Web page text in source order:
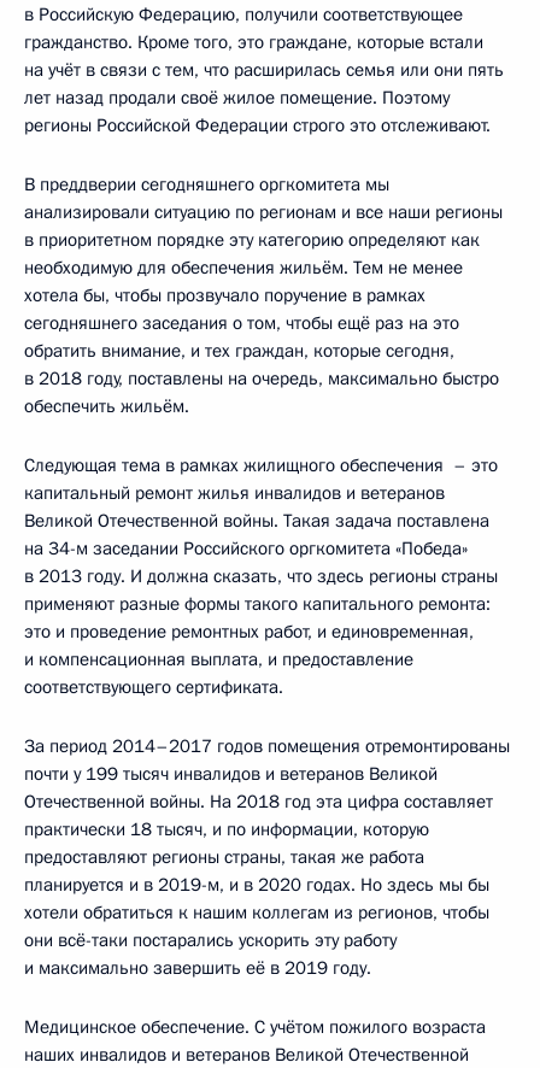
в Российскую Федерацию, получили соответствующее
гражданство. Кроме того, это граждане, которые встали
на учёт в связи с тем, что расширилась семья или они пять
лет назад продали своё жилое помещение. Поэтому
регионы Российской Федерации строго это отслеживают.
В преддверии сегодняшнего оргкомитета мы
анализировали ситуацию по регионам и все наши регионы
в приоритетном порядке эту категорию определяют как
необходимую для обеспечения жильём. Тем не менее
хотела бы, чтобы прозвучало поручение в рамках
сегодняшнего заседания о том, чтобы ещё раз на это
обратить внимание, и тех граждан, которые сегодня,
в 2018 году, поставлены на очередь, максимально быстро
обеспечить жильём.
Следующая тема в рамках жилищного обеспечения ­ – это
капитальный ремонт жилья инвалидов и ветеранов
Великой Отечественной войны. Такая задача поставлена
на 34-м заседании Российского оргкомитета «Победа»
в 2013 году. И должна сказать, что здесь регионы страны
применяют разные формы такого капитального ремонта:
это и проведение ремонтных работ, и единовременная,
и компенсационная выплата, и предоставление
соответствующего сертификата.
За период 2014–2017 годов помещения отремонтированы
почти у 199 тысяч инвалидов и ветеранов Великой
Отечественной войны. На 2018 год эта цифра составляет
практически 18 тысяч, и по информации, которую
предоставляют регионы страны, такая же работа
планируется и в 2019-м, и в 2020 годах. Но здесь мы бы
хотели обратиться к нашим коллегам из регионов, чтобы
они всё-таки постарались ускорить эту работу
и максимально завершить её в 2019 году.
Медицинское обеспечение. С учётом пожилого возраста
наших инвалидов и ветеранов Великой Отечественной